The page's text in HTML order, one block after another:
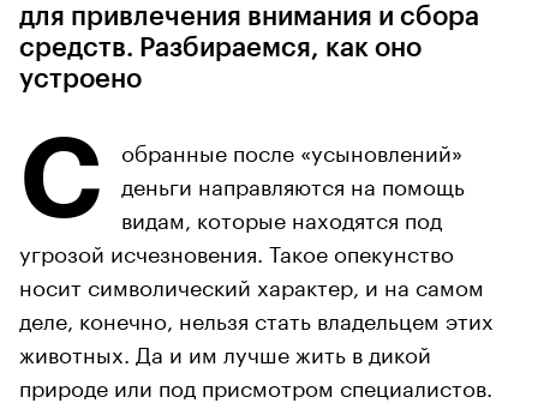
для привлечения внимания и сбора
средств. Разбираемся, как оно
устроено
С
обранные после «усыновлений»
деньги направляются на помощь
видам, которые находятся под
угрозой исчезновения. Такое опекунство
носит символический характер, и на самом
деле, конечно, нельзя стать владельцем этих
животных. Да и им лучше жить в дикой
природе или под присмотром специалистов.